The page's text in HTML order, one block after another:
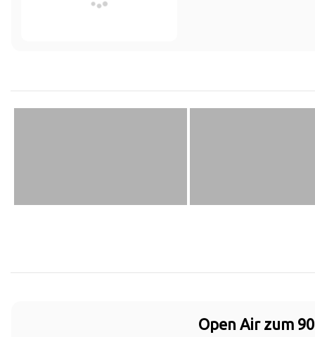
Open Air zum